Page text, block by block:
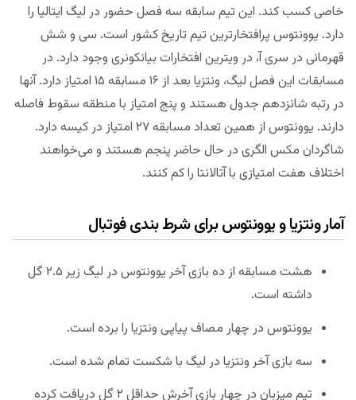
خاصی کسب کند. این تیم سابقه سه فصل حضور در لیگ ایتالیا را
دارد. یوونتوس پرافتخارترین تیم تاریخ کشور است. سی و شش
قهرمانی در سری آ، در ویترین افتخارات بیانکونری وجود دارد. در
مسابقات این فصل لیگ، ونتزیا بعد از ۱۶ مسابقه ۱۵ امتیاز دارد. آنها
در رتبه شانزدهم جدول هستند و پنج امتیاز با منطقه سقوط فاصله
دارند. یوونتوس از همین تعداد مسابقه ۲۷ امتیاز در کیسه دارد.
شاگردان مکس الگری در حال حاضر پنجم هستند و می‌خواهند
اختلاف هفت امتیازی با آتالانتا را کم کنند.
آمار ونتزیا و یوونتوس برای شرط بندی فوتبال
هشت مسابقه از ده بازی آخر یوونتوس در لیگ زیر ۲.۵ گل
داشته است.
یوونتوس در چهار مصاف پیاپی ونتزیا را برده است.
سه بازی آخر ونتزیا در لیگ با شکست تمام شده است.
تیم میزبان در چهار بازی آخرش حداقل ۲ گل دریافت کرده